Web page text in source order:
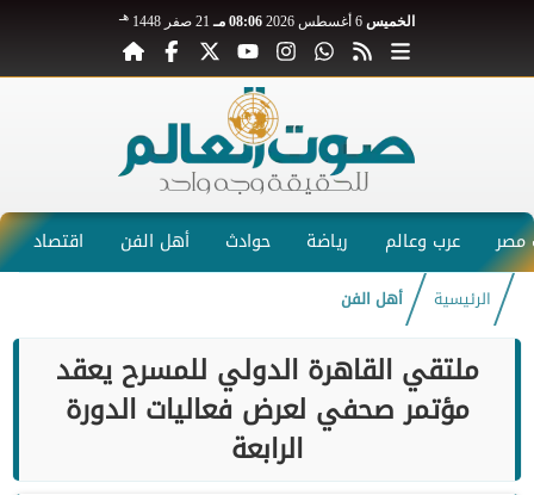
الخميس 08:06 مـ 21 صفر 1448 هـ
عرب وعالم رياضة حوادث أهل الفن اقتصاد
الرئيسية أهل الفن
ملتقي القاهرة الدولي للمسرح يعقد
مؤتمر صحفي لعرض فعاليات الدورة
الرابعة